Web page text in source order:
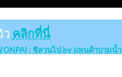
ว คลิกที่นี่
: ชิลวนไป by แพนด้าบวมน้ำ